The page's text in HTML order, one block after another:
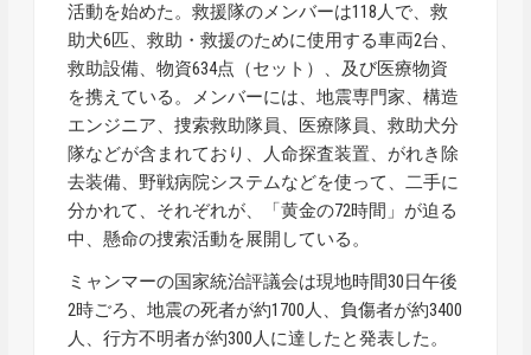
活動を始めた。救援隊のメンバーは118人で、救
助犬6匹、救助・救援のために使用する車両2台、
救助設備、物資634点（セット）、及び医療物資
を携えている。メンバーには、地震専門家、構造
エンジニア、捜索救助隊員、医療隊員、救助犬分
隊などが含まれており、人命探査装置、がれき除
去装備、野戦病院システムなどを使って、二手に
分かれて、それぞれが、「黄金の72時間」が迫る
中、懸命の捜索活動を展開している。
ミャンマーの国家統治評議会は現地時間30日午後
2時ごろ、地震の死者が約1700人、負傷者が約3400
人、行方不明者が約300人に達したと発表した。